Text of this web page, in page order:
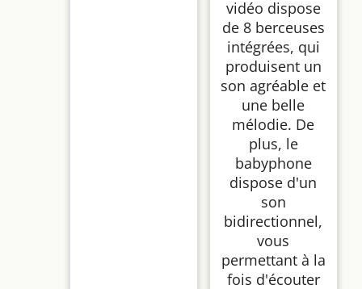
vidéo dispose
de 8 berceuses
intégrées, qui
produisent un
son agréable et
une belle
mélodie. De
plus, le
babyphone
dispose d'un
son
bidirectionnel,
vous
permettant à la
fois d'écouter